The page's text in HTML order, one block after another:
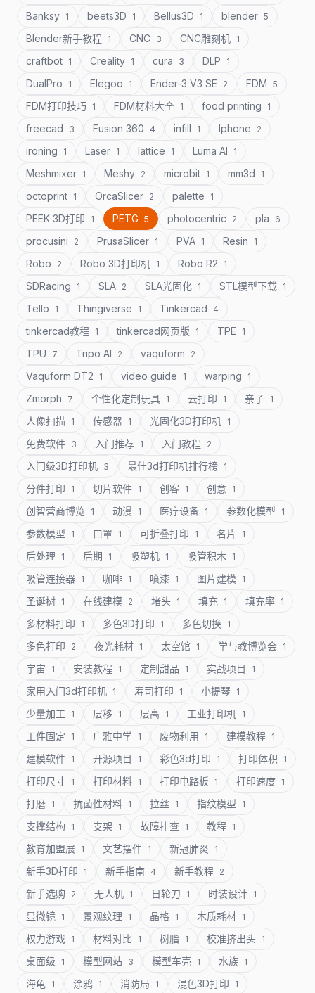
Banksy 1 beets3D 1 Bellus3D 1 blender 5
Blender新手教程 1 CNC 3 CNC雕刻机 1
craftbot 1 Creality 1 cura 3 DLP 1
DualPro 1 Elegoo 1 Ender-3 V3 SE 2 FDM 5
FDM打印技巧 1 FDM材料大全 1 food printing 1
freecad 3 Fusion 360 4 infill 1 Iphone 2
ironing 1 Laser 1 lattice 1 Luma AI 1
Meshmixer 1 Meshy 2 microbit 1 mm3d 1
octoprint 1 OrcaSlicer 2 palette 1
PEEK 3D打印 1 PETG 5 photocentric 2 pla 6
procusini 2 PrusaSlicer 1 PVA 1 Resin 1
Robo 2 Robo 3D打印机 1 Robo R2 1
SDRacing 1 SLA 2 SLA光固化 1 STL模型下载 1
Tello 1 Thingiverse 1 Tinkercad 4
tinkercad教程 1 tinkercad网页版 1 TPE 1
TPU 7 Tripo AI 2 vaquform 2
Vaquform DT2 1 video guide 1 warping 1
Zmorph 7 个性化定制玩具 1 云打印 1 亲子 1
人像扫描 1 传感器 1 光固化3D打印机 1
免费软件 3 入门推荐 1 入门教程 2
入门级3D打印机 3 最佳3d打印机排行榜 1
分件打印 1 切片软件 1 创客 1 创意 1
创智营商博览 1 动漫 1 医疗设备 1 参数化模型 1
参数模型 1 口罩 1 可折叠打印 1 名片 1
后处理 1 后期 1 吸塑机 1 吸管积木 1
吸管连接器 1 咖啡 1 喷漆 1 图片建模 1
圣诞树 1 在线建模 2 堵头 1 填充 1 填充率 1
多材料打印 1 多色3D打印 1 多色切换 1
多色打印 2 夜光耗材 1 太空馆 1 学与教博览会 1
宇宙 1 安装教程 1 定制甜品 1 实战项目 1
家用入门3d打印机 1 寿司打印 1 小提琴 1
少量加工 1 层移 1 层高 1 工业打印机 1
工件固定 1 广雅中学 1 废物利用 1 建模教程 1
建模软件 1 开源项目 1 彩色3d打印 1 打印体积 1
打印尺寸 1 打印材料 1 打印电路板 1 打印速度 1
打磨 1 抗菌性材料 1 拉丝 1 指纹模型 1
支撑结构 1 支架 1 故障排查 1 教程 1
教育加盟展 1 文艺摆件 1 新冠肺炎 1
新手3D打印 1 新手指南 4 新手教程 2
新手选购 2 无人机 1 日轮刀 1 时装设计 1
显微镜 1 景观纹理 1 晶格 1 木质耗材 1
权力游戏 1 材料对比 1 树脂 1 校准挤出头 1
桌面级 1 模型网站 3 模型车壳 1 水族 1
海龟 1 涂鸦 1 消防局 1 混色3D打印 1